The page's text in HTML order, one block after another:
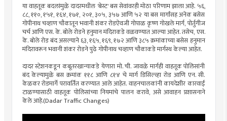
या वाहतूक बदलांमुळे दादरमधील 'बेस्ट' बस सेवांवरही मोठा परिणाम झाला आहे. ५६,
८८, ११०, १५१, १६४, १७१, २०१, ३०५, ३५७ आणि ५२ या बस मार्गांसह अनेक बसेस
गोपीनाथ चव्हाण चौकातून भवानी शंकर रोडऐवजी गोपाळ कृष्ण गोखले मार्ग, पोर्तुगीज
चर्च आणि एस. के. बोले रोडने हनुमान मंदिराकडे वळवण्यात आल्या आहेत. तसेच, एस.
के. बोले रोड बंद असल्याने ६३, १६५, १६९, १७२ आणि ३८५ क्रमांकाच्या बसेस हनुमान
मंदिरावरून भवानी शंकर रोडने पुढे गोपीनाथ चव्हाण चौकाकडे मार्गस्थ केल्या आहेत.
​दादर स्टेशनकडून कबूतरखान्याकडे येणारा मो. ची. जावळे मार्गही वाहतूक पोलिसांनी
बंद केल्यामुळे बस क्रमांक ११८ आणि ८१४ चे मार्ग डिसिल्व्हा रोड आणि एन. सी.
केळकर रोडमार्गे परावर्तित करण्यात आले आहेत. वाहनचालकांनी कायदेशीर कारवाई
टाळण्यासाठी वाहतूक पोलिसांच्या नियमांचे पालन करावे, असे आवाहन प्रशासनाने
केले आहे.(Dadar Traffic Changes)